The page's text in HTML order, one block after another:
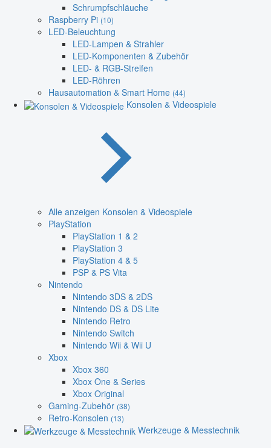
Schrumpfschläuche
Raspberry Pi (10)
LED-Beleuchtung
LED-Lampen & Strahler
LED-Komponenten & Zubehör
LED- & RGB-Streifen
LED-Röhren
Hausautomation & Smart Home (44)
Konsolen & Videospiele
Alle anzeigen Konsolen & Videospiele
PlayStation
PlayStation 1 & 2
PlayStation 3
PlayStation 4 & 5
PSP & PS Vita
Nintendo
Nintendo 3DS & 2DS
Nintendo DS & DS Lite
Nintendo Retro
Nintendo Switch
Nintendo Wii & Wii U
Xbox
Xbox 360
Xbox One & Series
Xbox Original
Gaming-Zubehör (38)
Retro-Konsolen (13)
Werkzeuge & Messtechnik